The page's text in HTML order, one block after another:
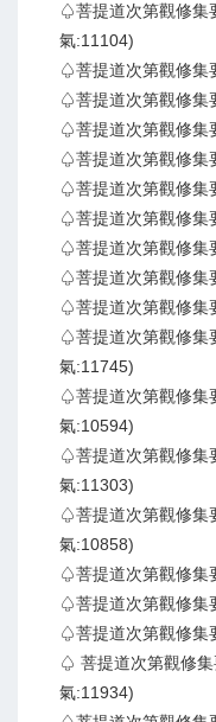
♤菩提道次第觀修集
氣:11104)
♤菩提道次第觀修集
♤菩提道次第觀修集
♤菩提道次第觀修集
♤菩提道次第觀修集
♤菩提道次第觀修集
♤菩提道次第觀修集
♤菩提道次第觀修集
♤菩提道次第觀修集
♤菩提道次第觀修集
♤菩提道次第觀修集
氣:11745)
♤菩提道次第觀修集
氣:10594)
♤菩提道次第觀修集
氣:11303)
♤菩提道次第觀修集
氣:10858)
♤菩提道次第觀修集
♤菩提道次第觀修集
♤菩提道次第觀修集
♤ 菩提道次第觀修
氣:11934)